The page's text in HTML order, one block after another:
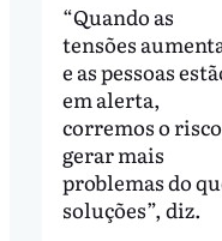
“Quando as
tensões
e as pessoas
em alerta,
corremos o
gerar mais
problemas do
soluções”, diz.